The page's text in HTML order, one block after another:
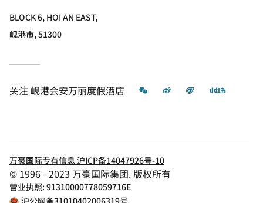
BLOCK 6, HOI AN EAST,
岘港市, 51300
关注 岘港会安万丽度假酒店 微信 微博 飞猪 小红书
万豪国际专有信息 沪ICP备14047926号-10
© 1996 - 2023 万豪国际集团. 版权所有
营业执照: 91310000778059716E
沪公网备31010402006319号